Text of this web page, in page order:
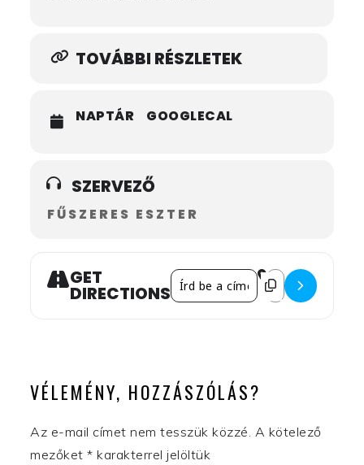
TOVÁBBI RÉSZLETEK
NAPTÁR GOOGLECAL
SZERVEZŐ
FŰSZERES ESZTER
GET
DIRECTIONS
Address - Főzőkurzus Erdőbénye
Destination
INTERACTIONS
VÉLEMÉNY, HOZZÁSZÓLÁS?
Az e-mail címet nem tesszük közzé. A kötelező
mezőket * karakterrel jelöltük